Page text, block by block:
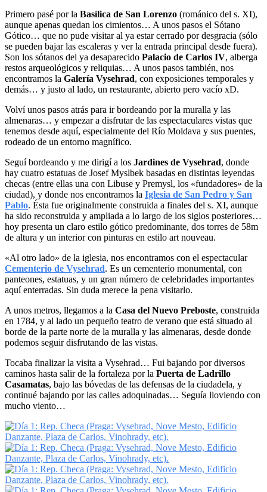
Primero pasé por la Basílica de San Lorenzo (románico del s. XI),
aunque apenas quedan los cimientos… A unos pasos el Sótano
Gótico… que no pude visitar al ya estar cerrado por desgracia (sólo
se pueden bajar las escaleras y ver la entrada principal desde fuera).
Son los sótanos del ya desaparecido Palacio de Carlos IV, alberga
restos arqueológicos y reliquias… A unos pasos también, nos
encontramos la Galería Vysehrad, con exposiciones temporales y
demás… y justo al lado, un restaurante, abierto pero vacío xD.
Volví unos pasos atrás para ir bordeando por la muralla y las
almenaras… y empezar a disfrutar de las espectaculares vistas que
tenemos desde aquí, especialmente del Río Moldava y sus puentes,
rodeado de un entorno magnífico.
Seguí bordeando y me dirigí a los Jardines de Vysehrad, donde
hay cuatro estatuas de Josef Myslbek basadas en distintas leyendas
checas (entre ellas una con Libuse y Premysl, los «fundadores» de la
ciudad), y donde nos encontramos la Iglesia de San Pedro y San
Pablo. Ésta fue originalmente construida a finales del s. XI, aunque
ha sido reconstruida y ampliada a lo largo de los siglos posteriores…
hoy presenta un claro estilo gótico predominante, dos torres de 58m
de altura y un interior con pinturas en estilo art nouveau.
«Al otro lado» de la iglesia, nos encontramos con el espectacular
Cementerio de Vysehrad. Es un cementerio monumental, con
panteones, estatuas, y un gran número de celebridades importantes
aquí enterradas. Sin duda merece la pena visitarlo.
A unos metros, llegamos a la Casa del Nuevo Preboste, construida
en 1784, y al lado un pequeño teatro de verano que está situado al
borde de la parte norte de la muralla y las almenaras, desde donde
podemos seguir disfrutando de las vistas.
Tocaba finalizar la visita a Vysehrad… Fui bajando por diversos
caminos hasta salir de la fortaleza por la Puerta de Ladrillo
Casamatas, bajo las bóvedas de las defensas de la ciudadela, y
continué bajando por las calles adoquinadas… Seguía lloviendo con
mucho viento…